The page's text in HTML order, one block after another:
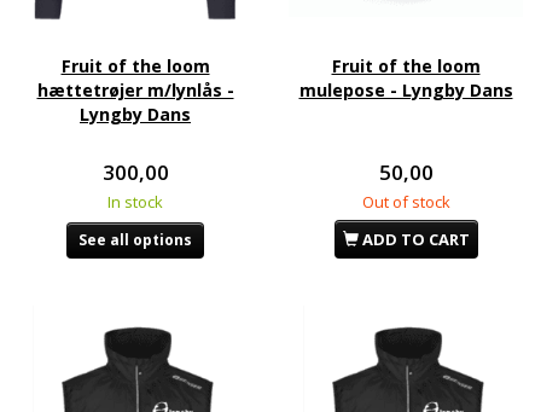
Fruit of the loom
hættetrøjer m/lynlås -
Lyngby Dans
300,00
In stock
See all options
Fruit of the loom
mulepose - Lyngby Dans
50,00
Out of stock
ADD TO CART